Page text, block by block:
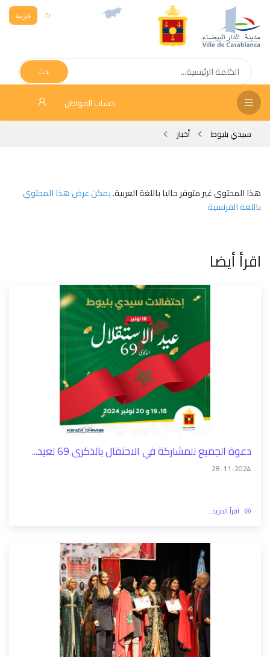
Fr عربية
بحث
حساب المواطن
سيدي بليوط أخبار
هذا المحتوى غير متوفر حاليا باللغة العربية.يمكن عرض هذا المحتوى
باللغة الفرنسية
اقرأ أيضا
دعوة الجميع للمشاركة في الاحتفال بالذكرى 69 لعيد...
28-11-2024
اقرأ المزيد...